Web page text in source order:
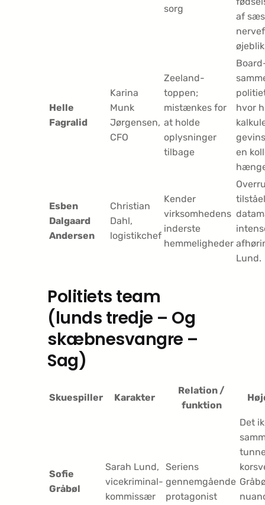
sorg
af
Helle
Fagralid
Karina
Munk
Jørgensen,
CFO
Zeeland-
toppen;
mistænkes for
at holde
oplysninger
tilbage
hvor
en
Esben
Dalgaard
Andersen
Christian
Dahl,
logistikchef
Kender
virksomhedens
inderste
hemmeligheder
Lund.
Politiets team
(lunds tredje – Og
skæbnesvangre –
Sag)
Skuespiller Karakter
Relation /
funktion
Sofie
Gråbøl
Sarah Lund,
vicekriminal­
kommissær
Seriens
gennemgående
protagonist
Det